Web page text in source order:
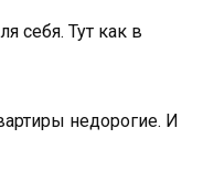
себя. Тут как в
недорогие. И